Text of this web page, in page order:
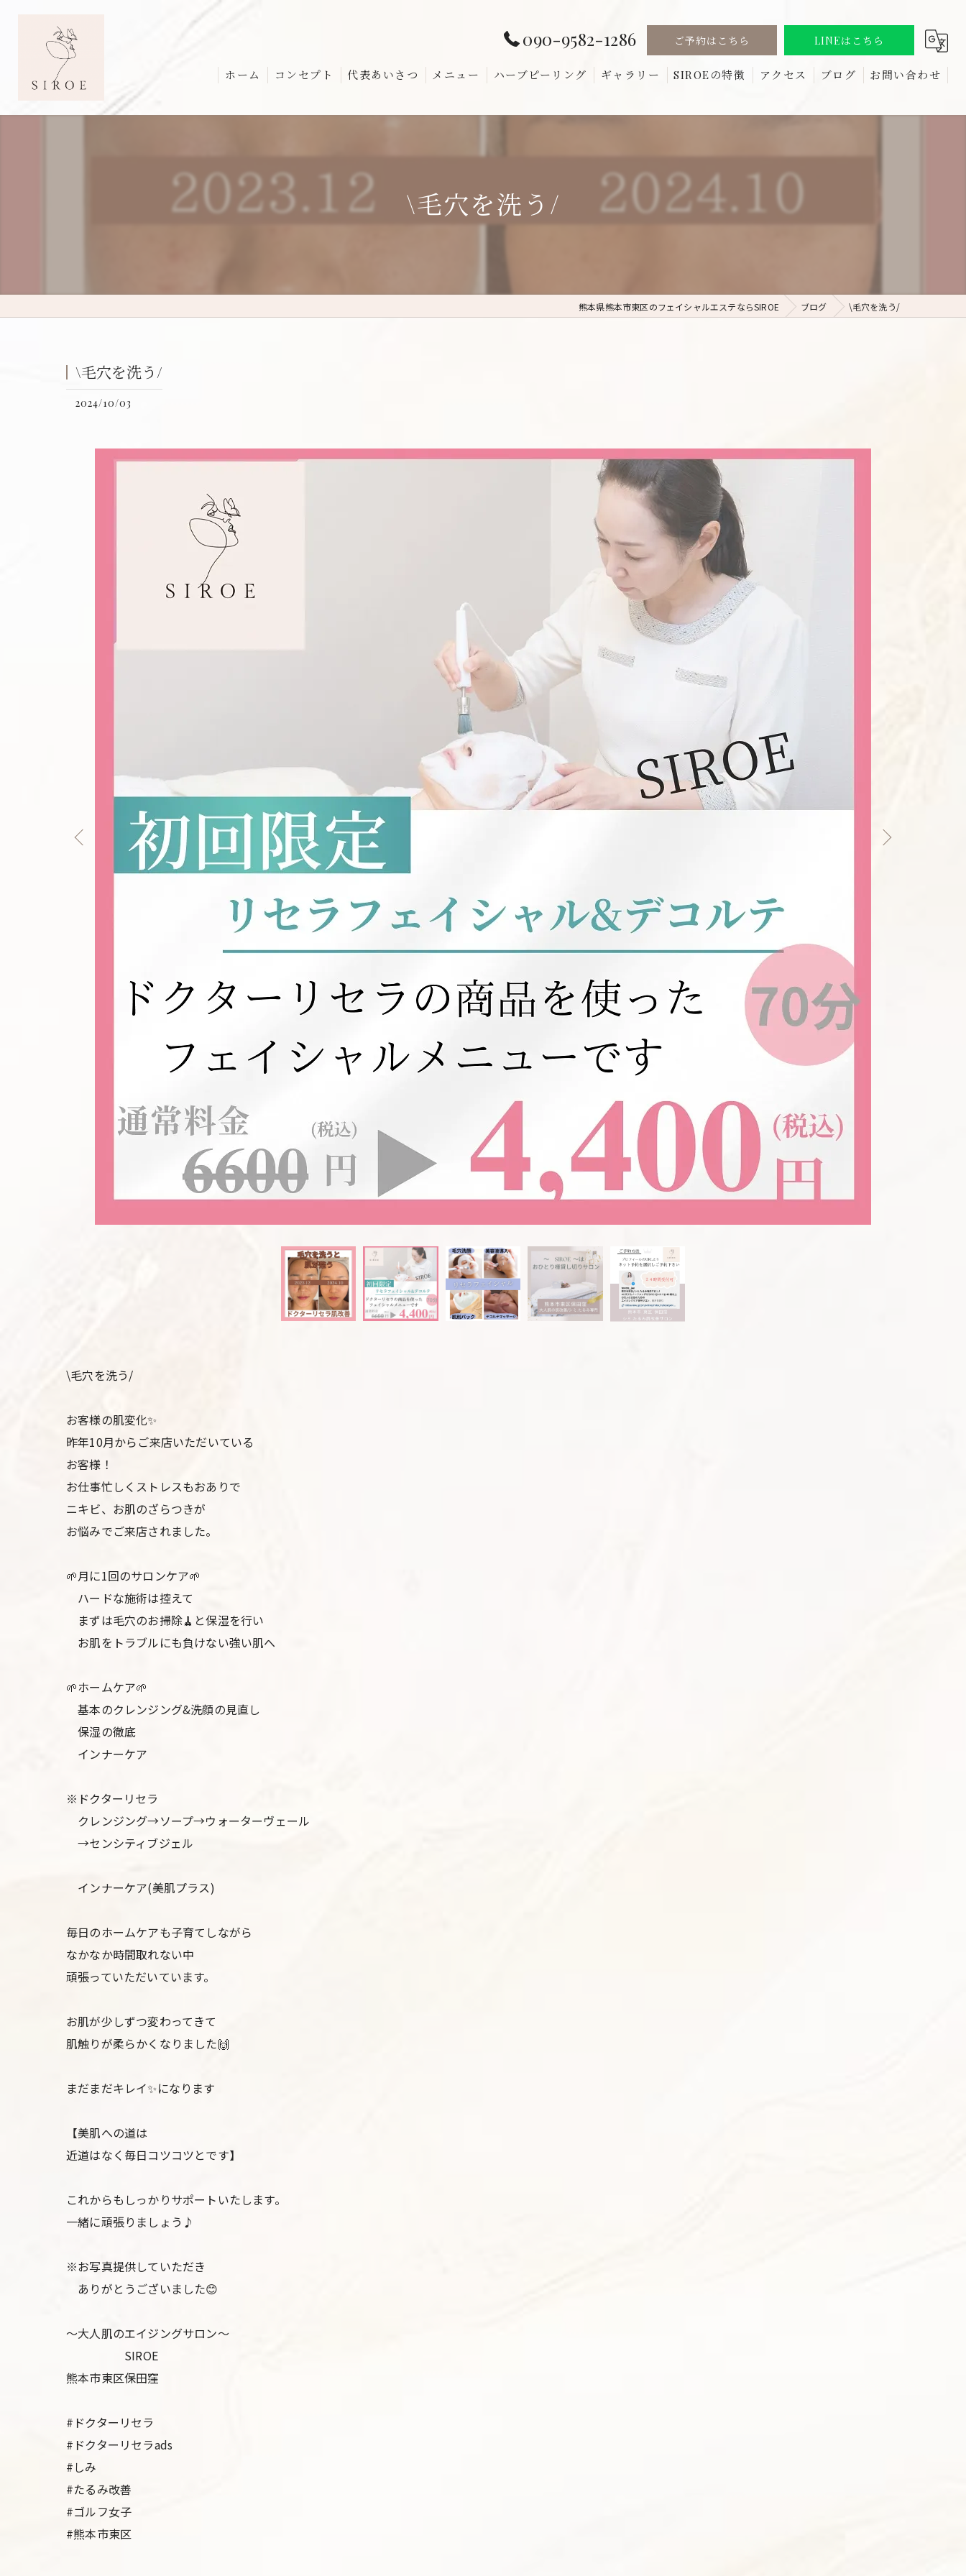
090-9582-1286 ご予約はこちら LINEはこちら
ホーム コンセプト 代表あいさつ メニュー ハーブピーリング ギャラリー SIROEの特徴
たるみ
リフトアップ
ほうれい線
アクセス ブログ お問い合わせ
\毛穴を洗う/
熊本県熊本市東区のフェイシャルエステならSIROE ブログ \毛穴を洗う/
\毛穴を洗う/
2024/10/03
\毛穴を洗う/
お客様の肌変化✨
昨年10月からご来店いただいている
お客様！
お仕事忙しくストレスもおありで
ニキビ、お肌のざらつきが
お悩みでご来店されました。
🌱月に1回のサロンケア🌱
ハードな施術は控えて
まずは毛穴のお掃除🧹と保湿を行い
お肌をトラブルにも負けない強い肌へ
🌱ホームケア🌱
基本のクレンジング&洗顔の見直し
保湿の徹底
インナーケア
※ドクターリセラ
クレンジング→ソープ→ウォーターヴェール
→センシティブジェル
インナーケア(美肌プラス)
毎日のホームケアも子育てしながら
なかなか時間取れない中
頑張っていただいています。
お肌が少しずつ変わってきて
肌触りが柔らかくなりました🙌
まだまだキレイ✨になります
【美肌への道は
近道はなく毎日コツコツとです】
これからもしっかりサポートいたします。
一緒に頑張りましょう♪
※お写真提供していただき
ありがとうございました😊
〜大人肌のエイジングサロン〜
SIROE
熊本市東区保田窪
#ドクターリセラ
#ドクターリセラads
#しみ
#たるみ改善
#ゴルフ女子
#熊本市東区